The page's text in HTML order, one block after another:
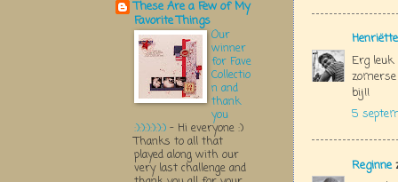
Henriëtte
Erg leuk
bij!!
5
Reginne
These Are a Few of My
Favorite Things
Our
winner
for Fave
Collectio
n and
thank
you
:):):):):):) - Hi everyone :)
Thanks to all that
played along with our
very last challenge and